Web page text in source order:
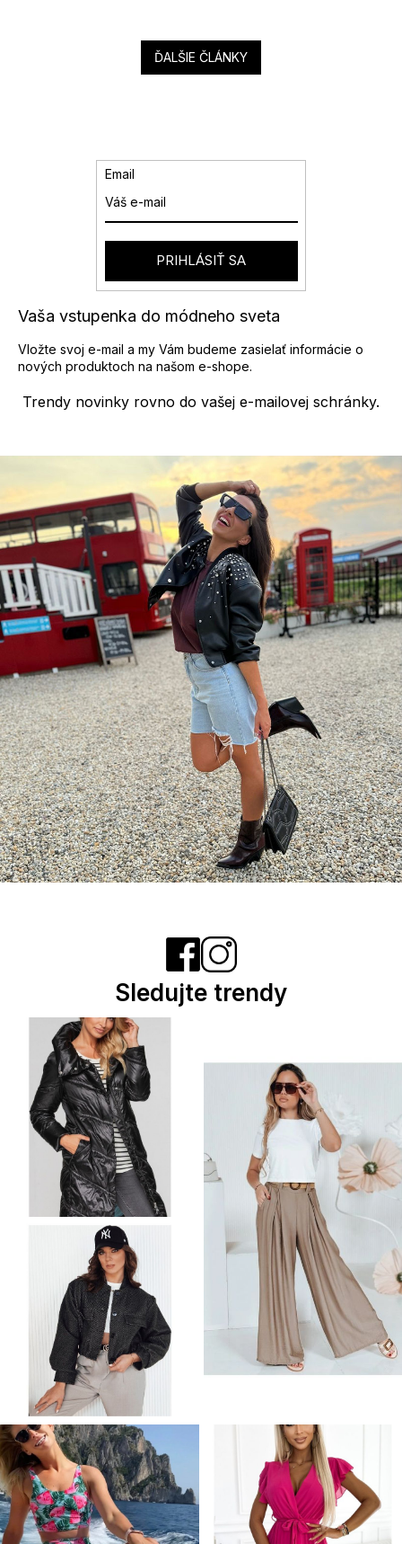
ĎALŠIE ČLÁNKY
Trendy novinky rovno do vašej e-mailovej schránky.
Vaša vstupenka do módneho sveta
Vložte svoj e-mail a my Vám budeme zasielať informácie o
nových produktoch na našom e-shope.
Email
PRIHLÁSIŤ SA